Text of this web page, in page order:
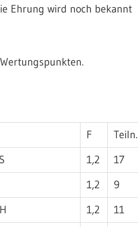
Ehrung wird noch bekannt
F
Teiln.
1,2
17
1,2
9
1,2 11